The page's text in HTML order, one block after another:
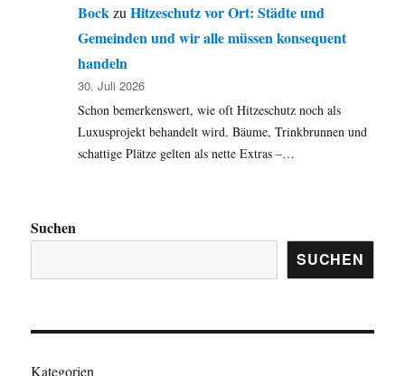
BockzuHitzeschutz vor Ort: Städte und
Gemeinden und wir alle müssen konsequent
handeln
30. Juli 2026
Schon bemerkenswert, wie oft Hitzeschutz noch als
Luxusprojekt behandelt wird. Bäume, Trinkbrunnen und
schattige Plätze gelten als nette Extras –…
Suchen
SUCHEN
Kategorien